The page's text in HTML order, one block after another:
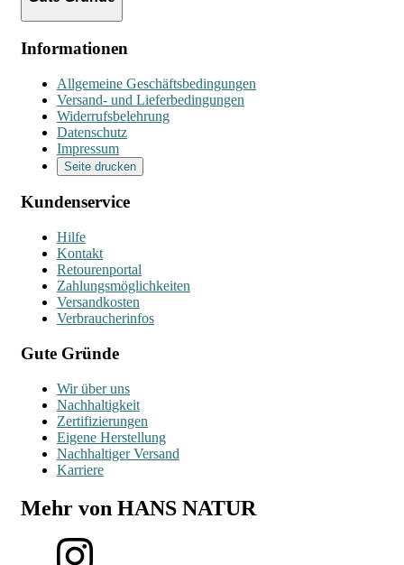
Informationen
Allgemeine Geschäftsbedingungen
Versand- und Lieferbedingungen
Widerrufsbelehrung
Datenschutz
Impressum
Seite drucken
Kundenservice
Hilfe
Kontakt
Retourenportal
Zahlungsmöglichkeiten
Versandkosten
Verbraucherinfos
Gute Gründe
Wir über uns
Nachhaltigkeit
Zertifizierungen
Eigene Herstellung
Nachhaltiger Versand
Karriere
Mehr von HANS NATUR